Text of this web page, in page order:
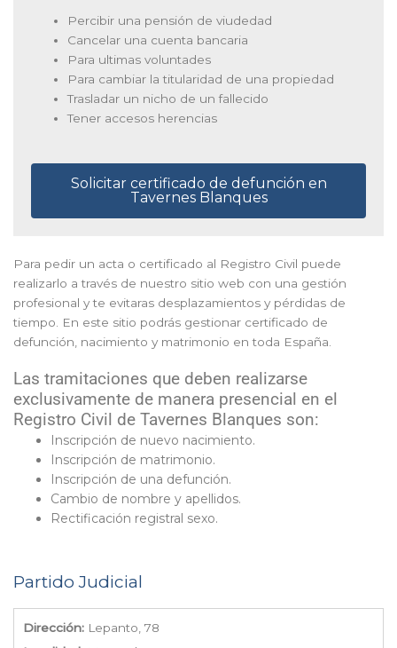
Percibir una pensión de viudedad
Cancelar una cuenta bancaria
Para ultimas voluntades
Para cambiar la titularidad de una propiedad
Trasladar un nicho de un fallecido
Tener accesos herencias
Solicitar certificado de defunción en
Tavernes Blanques
Para pedir un acta o certificado al Registro Civil puede
realizarlo a través de nuestro sitio web con una gestión
profesional y te evitaras desplazamientos y pérdidas de
tiempo. En este sitio podrás gestionar certificado de
defunción, nacimiento y matrimonio en toda España.
Las tramitaciones que deben realizarse
exclusivamente de manera presencial en el
Registro Civil de Tavernes Blanques son:
Inscripción de nuevo nacimiento.
Inscripción de matrimonio.
Inscripción de una defunción.
Cambio de nombre y apellidos.
Rectificación registral sexo.
Partido Judicial
Dirección: Lepanto, 78